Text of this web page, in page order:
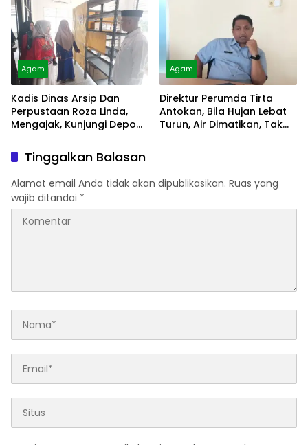
Agam
Kadis Dinas Arsip Dan
Perpustaan Roza Linda,
Mengajak, Kunjungi Depo
Agam
Direktur Perumda Tirta
Antokan, Bila Hujan Lebat
Turun, Air Dimatikan, Tak
Tinggalkan Balasan
Alamat email Anda tidak akan dipublikasikan. Ruas yang
wajib ditandai *